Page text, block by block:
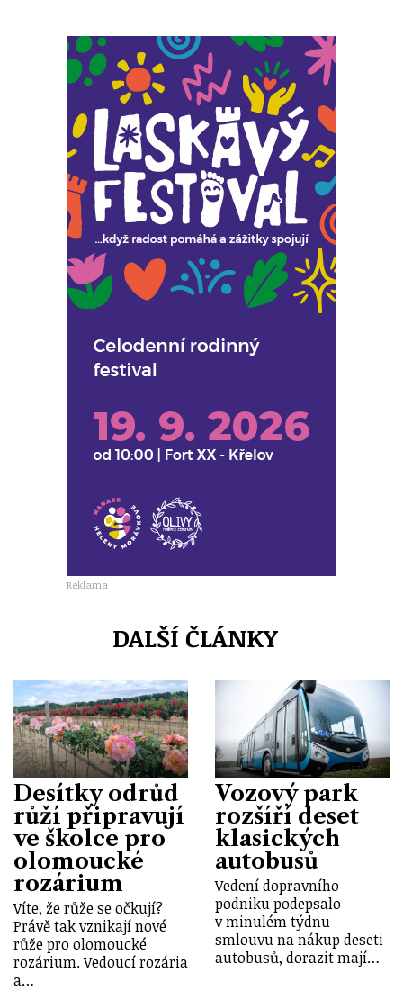
Reklama
DALŠÍ ČLÁNKY
Desítky odrůd
růží připravují
ve školce pro
olomoucké
rozárium
Víte, že růže se očkují?
Právě tak vznikají nové
růže pro olomoucké
rozárium. Vedoucí rozária
a…
Vozový park
rozšíří deset
klasických
autobusů
Vedení dopravního
podniku podepsalo
v minulém týdnu
smlouvu na nákup deseti
autobusů, dorazit mají…